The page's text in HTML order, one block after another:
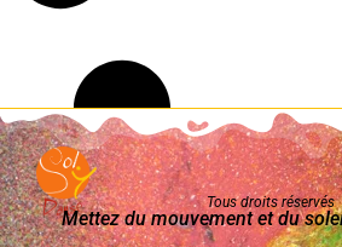
Tous droits réservés
Mettez du mouvement et du